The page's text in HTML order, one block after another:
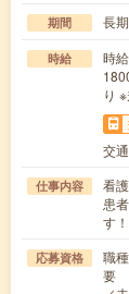
期間 長期
時給
時
り
交
仕事内容
看
患
す
応募資格
職
要